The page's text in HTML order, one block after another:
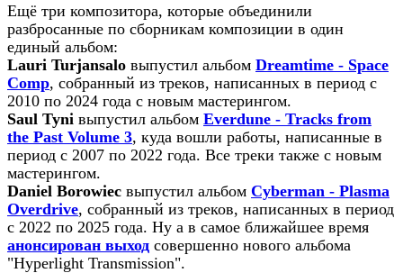
Ещё три композитора, которые объединили
разбросанные по сборникам композиции в один
единый альбом:
Lauri Turjansalo выпустил альбом Dreamtime - Space
Comp, собранный из треков, написанных в период с
2010 по 2024 года с новым мастерингом.
Saul Tyni выпустил альбом Everdune - Tracks from
the Past Volume 3, куда вошли работы, написанные в
период с 2007 по 2022 года. Все треки также с новым
мастерингом.
Daniel Borowiec выпустил альбом Cyberman - Plasma
Overdrive, собранный из треков, написанных в период
с 2022 по 2025 года. Ну а в самое ближайшее время
анонсирован выход совершенно нового альбома
"Hyperlight Transmission".